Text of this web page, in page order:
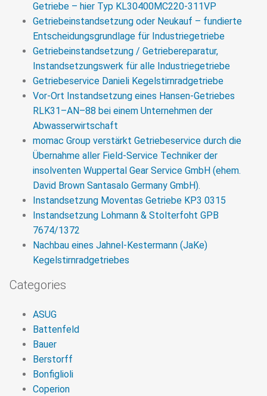
Getriebe – hier Typ KL30400MC220-311VP
Getriebeinstandsetzung oder Neukauf – fundierte
Entscheidungsgrundlage für Industriegetriebe
Getriebeinstandsetzung / Getriebereparatur,
Instandsetzungswerk für alle Industriegetriebe
Getriebeservice Danieli Kegelstirnradgetriebe
Vor-Ort Instandsetzung eines Hansen-Getriebes
RLK31–AN–88 bei einem Unternehmen der
Abwasserwirtschaft
momac Group verstärkt Getriebeservice durch die
Übernahme aller Field-Service Techniker der
insolventen Wuppertal Gear Service GmbH (ehem.
David Brown Santasalo Germany GmbH).
Instandsetzung Moventas Getriebe KP3 0315
Instandsetzung Lohmann & Stolterfoht GPB
7674/1372
Nachbau eines Jahnel-Kestermann (JaKe)
Kegelstirnradgetriebes
Categories
ASUG
Battenfeld
Bauer
Berstorff
Bonfiglioli
Coperion